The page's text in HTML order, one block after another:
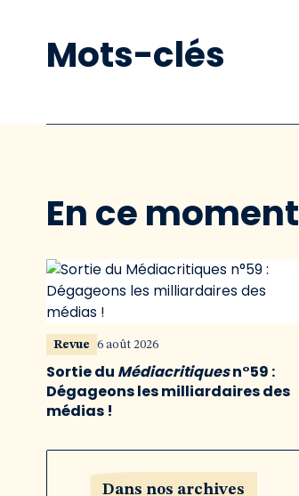
Mots-clés
En ce moment
Revue 6 août 2026
Sortie du Médiacritiquesn°59 :
Dégageons les milliardaires des
médias !
Dans nos archives